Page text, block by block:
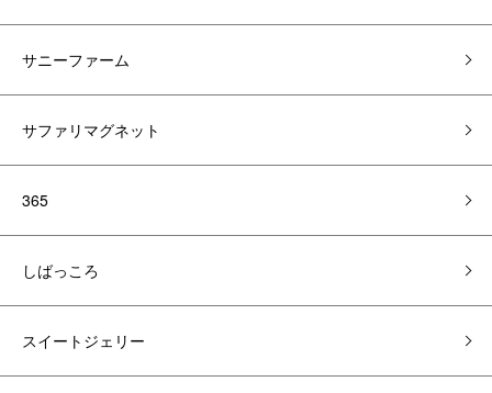
サニーファーム
サファリマグネット
365
しばっころ
スイートジェリー